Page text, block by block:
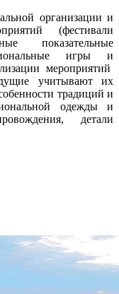
организации и
(фестивали
показательные
игры и
мероприятий
учитывают их
традиций и
одежды и
детали